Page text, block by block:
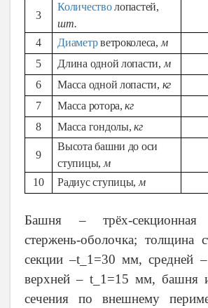
3
Количестволопастей,
шт.
4 Диаметрветроколеса,м
5
Длина одной лопасти,м
6
Масса одной лопасти, кг
7
Масса ротора,кг
8
Масса гондолы,кг
9
Высота башни до оси
ступицы,м
10 Радиус ступицы,м
Башня – трёх-секционная
стержень-оболочка; толщина
секции –t_1=30 мм, средней
верхней – t_1=15 мм, башня
сечения по внешнему